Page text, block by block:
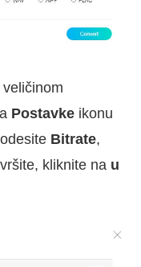
Postavke ikonu
Bitrate,
kliknite na u